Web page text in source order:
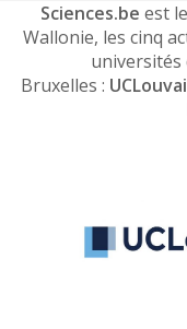
Sciences.be est
Wallonie, les cinq
universités
Bruxelles :